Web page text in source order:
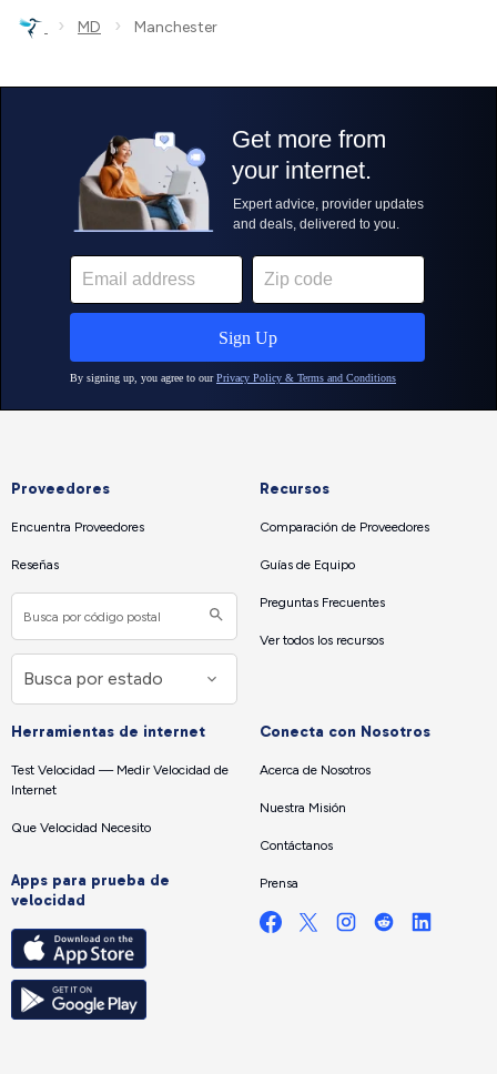
› MD › Manchester
Proveedores
Encuentra Proveedores
Reseñas
Recursos
Comparación de Proveedores
Guías de Equipo
Preguntas Frecuentes
Ver todos los recursos
Herramientas de internet
Test Velocidad — Medir Velocidad de
Internet
Que Velocidad Necesito
Apps para prueba de
velocidad
Conecta con Nosotros
Acerca de Nosotros
Nuestra Misión
Contáctanos
Prensa